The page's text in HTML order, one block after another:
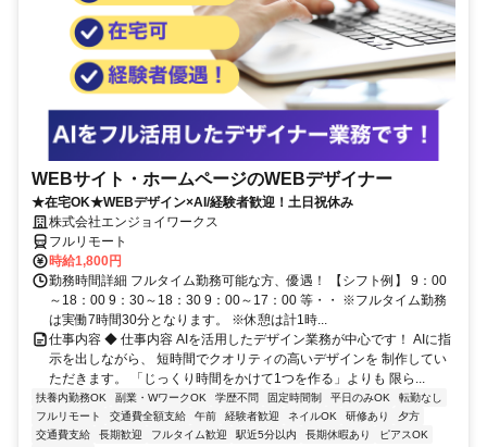
WEBサイト・ホームページのWEBデザイナー
★在宅OK★WEBデザイン×AI/経験者歓迎！土日祝休み
株式会社エンジョイワークス
フルリモート
時給1,800円
勤務時間詳細 フルタイム勤務可能な方、優遇！ 【シフト例】 9：00
～18：00 9：30～18：30 9：00～17：00 等・・ ※フルタイム勤務
は実働7時間30分となります。 ※休憩は計1時...
仕事内容 ◆ 仕事内容 AIを活用したデザイン業務が中心です！ AIに指
示を出しながら、 短時間でクオリティの高いデザインを 制作してい
ただきます。 「じっくり時間をかけて1つを作る」よりも 限ら...
扶養内勤務OK 副業・WワークOK 学歴不問 固定時間制 平日のみOK
転勤なし
フルリモート
交通費全額支給 午前 経験者歓迎 ネイルOK 研修あり
夕方
交通費支給
長期歓迎 フルタイム歓迎 駅近5分以内 長期休暇あり
ピアスOK